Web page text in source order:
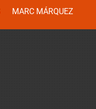
MARC MÁRQUEZ